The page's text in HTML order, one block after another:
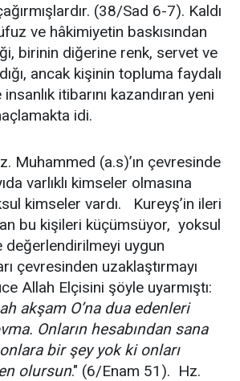
(38/Sad 6-7). Kaldı
ve hâkimiyetin baskısından
birinin diğerine renk, servet ve
ancak kişinin topluma faydalı
itibarını kazandıran yeni
idi.
Muhammed (a.s)’ın çevresinde
varlıklı kimseler olmasına
kimseler vardı. Kureyş’in ileri
bu kişileri küçümsüyor, yoksul
değerlendirilmeyi uygun
çevresinden uzaklaştırmayı
Allah Elçisini şöyle uyarmıştı:
akşam O’na dua edenleri
Onların hesabından sana
bir şey yok ki onları
olursun." (6/Enam 51). Hz.